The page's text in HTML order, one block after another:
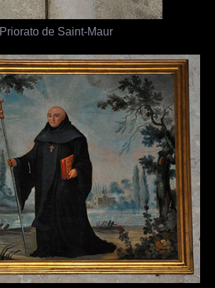
Priorato de Saint-Maur